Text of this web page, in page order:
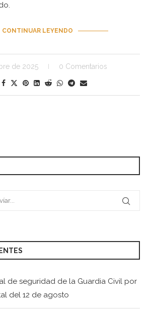
CONTINUAR LEYENDO
de 2025 0 Comentarios
de seguridad de la Guardia Civil por
del 12 de agosto